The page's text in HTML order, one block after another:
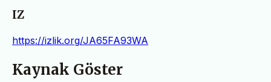
IZ
https://izlik.org/JA65FA93WA
Kaynak Göster